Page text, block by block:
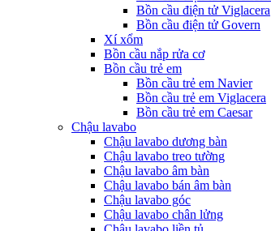
Bồn cầu điện tử Viglacera
Bồn cầu điện tử Govern
Xí xổm
Bồn cầu nắp rửa cơ
Bồn cầu trẻ em
Bồn cầu trẻ em Navier
Bồn cầu trẻ em Viglacera
Bồn cầu trẻ em Caesar
Chậu lavabo
Chậu lavabo dương bàn
Chậu lavabo treo tường
Chậu lavabo âm bàn
Chậu lavabo bán âm bàn
Chậu lavabo góc
Chậu lavabo chân lửng